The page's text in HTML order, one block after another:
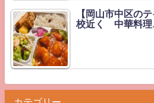
【岡山市中区の
校近く 中華料理